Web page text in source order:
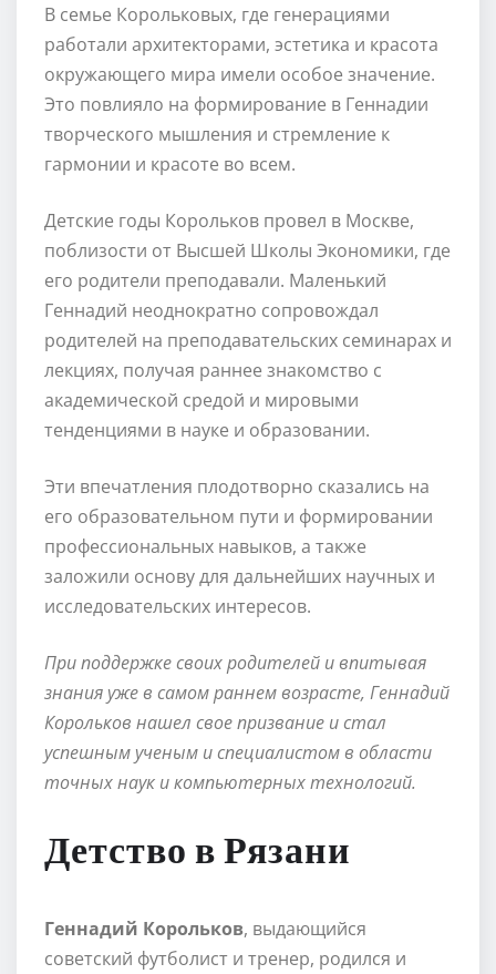
В семье Корольковых, где генерациями
работали архитекторами, эстетика и красота
окружающего мира имели особое значение.
Это повлияло на формирование в Геннадии
творческого мышления и стремление к
гармонии и красоте во всем.
Детские годы Корольков провел в Москве,
поблизости от Высшей Школы Экономики, где
его родители преподавали. Маленький
Геннадий неоднократно сопровождал
родителей на преподавательских семинарах и
лекциях, получая раннее знакомство с
академической средой и мировыми
тенденциями в науке и образовании.
Эти впечатления плодотворно сказались на
его образовательном пути и формировании
профессиональных навыков, а также
заложили основу для дальнейших научных и
исследовательских интересов.
При поддержке своих родителей и впитывая
знания уже в самом раннем возрасте, Геннадий
Корольков нашел свое призвание и стал
успешным ученым и специалистом в области
точных наук и компьютерных технологий.
Детство в Рязани
Геннадий Корольков, выдающийся
советский футболист и тренер, родился и